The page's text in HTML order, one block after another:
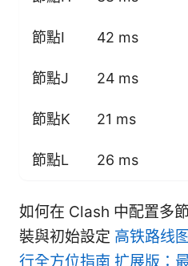
節點I 42 ms
節點J 24 ms
節點K 21 ms
節點L 26 ms
如何在 Clash 中配置多
裝與初始設定 高铁路线
行全方位指南 扩展版：